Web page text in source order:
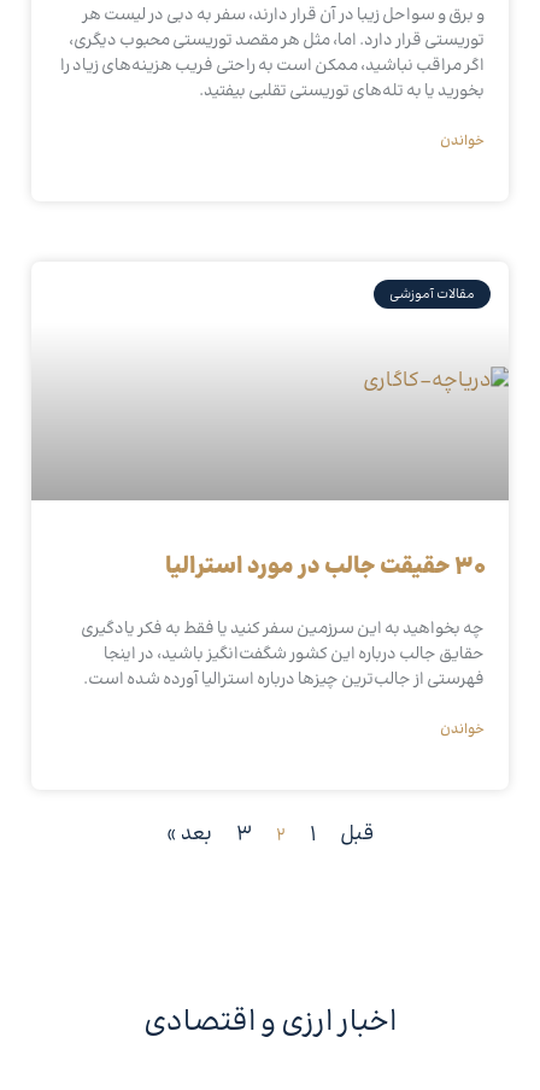
و برق و سواحل زیبا در آن قرار دارند، سفر به دبی در لیست هر
توریستی قرار دارد. اما، مثل هر مقصد توریستی محبوب دیگری،
اگر مراقب نباشید، ممکن است به راحتی فریب هزینه‌های زیاد را
بخورید یا به تله‌های توریستی تقلبی بیفتید.
خواندن
مقالات آموزشی
30 حقیقت جالب در مورد استرالیا
چه بخواهید به این سرزمین سفر کنید یا فقط به فکر یادگیری
حقایق جالب درباره این کشور شگفت‌انگیز باشید، در اینجا
فهرستی از جالب‌ترین چیزها درباره استرالیا آورده شده است.
خواندن
قبل 1
2
3 بعد »
اخبار ارزی و اقتصادی